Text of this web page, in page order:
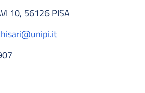
10, 56126 PISA